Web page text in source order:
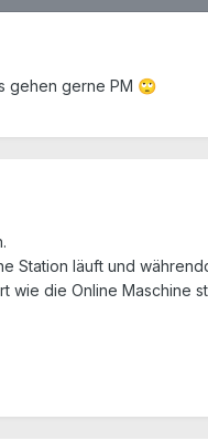
gehen gerne PM 🙄
Station läuft und
wie die Online